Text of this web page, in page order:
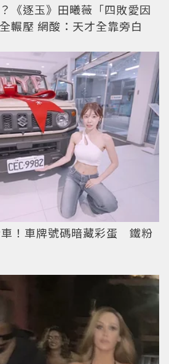
《逐玉》田曦薇「四敗愛因
輾壓 網酸：天才全靠旁白
！車牌號碼暗藏彩蛋 鐵粉